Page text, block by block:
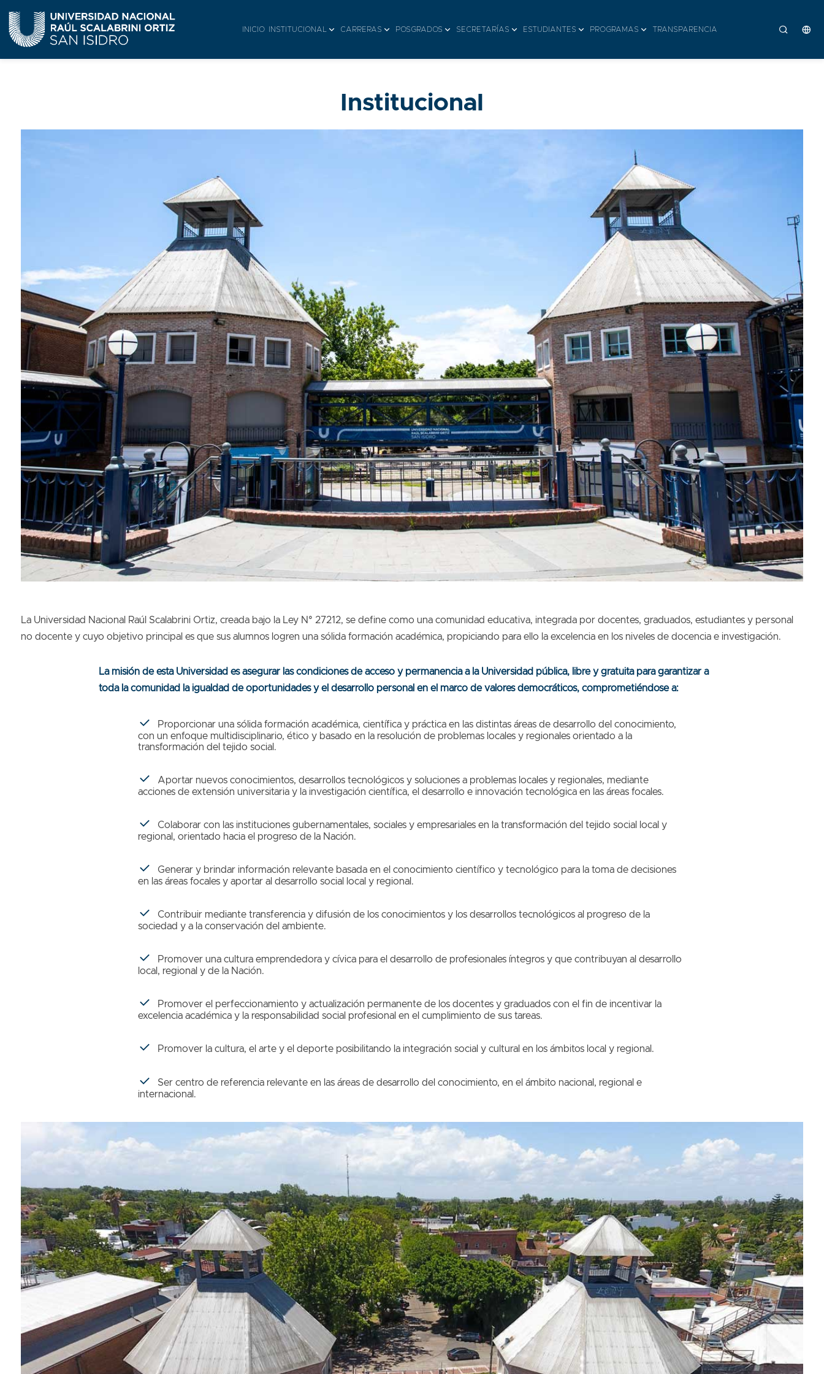
INICIO INSTITUCIONAL CARRERAS POSGRADOS SECRETARÍAS ESTUDIANTES PROGRAMAS TRANSPARENCIA
Institucional
La Universidad Nacional Raúl Scalabrini Ortiz, creada bajo la Ley N° 27212, se define como una comunidad educativa, integrada por docentes, graduados, estudiantes y personal
no docente y cuyo objetivo principal es que sus alumnos logren una sólida formación académica, propiciando para ello la excelencia en los niveles de docencia e investigación.
La misión de esta Universidad es asegurar las condiciones de acceso y permanencia a la Universidad pública, libre y gratuita para garantizar a
toda la comunidad la igualdad de oportunidades y el desarrollo personal en el marco de valores democráticos, comprometiéndose a:
Proporcionar una sólida formación académica, científica y práctica en las distintas áreas de desarrollo del conocimiento,
con un enfoque multidisciplinario, ético y basado en la resolución de problemas locales y regionales orientado a la
transformación del tejido social.
Aportar nuevos conocimientos, desarrollos tecnológicos y soluciones a problemas locales y regionales, mediante
acciones de extensión universitaria y la investigación científica, el desarrollo e innovación tecnológica en las áreas focales.
Colaborar con las instituciones gubernamentales, sociales y empresariales en la transformación del tejido social local y
regional, orientado hacia el progreso de la Nación.
Generar y brindar información relevante basada en el conocimiento científico y tecnológico para la toma de decisiones
en las áreas focales y aportar al desarrollo social local y regional.
Contribuir mediante transferencia y difusión de los conocimientos y los desarrollos tecnológicos al progreso de la
sociedad y a la conservación del ambiente.
Promover una cultura emprendedora y cívica para el desarrollo de profesionales íntegros y que contribuyan al desarrollo
local, regional y de la Nación.
Promover el perfeccionamiento y actualización permanente de los docentes y graduados con el fin de incentivar la
excelencia académica y la responsabilidad social profesional en el cumplimiento de sus tareas.
Promover la cultura, el arte y el deporte posibilitando la integración social y cultural en los ámbitos local y regional.
Ser centro de referencia relevante en las áreas de desarrollo del conocimiento, en el ámbito nacional, regional e
internacional.